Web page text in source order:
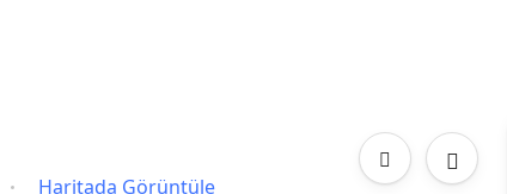
Haritada Görüntüle